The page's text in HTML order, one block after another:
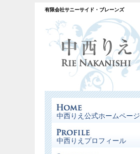
有限会社サニーサイド・ブレーンズ
中西りえ公式ホームページ
中西りえプロフィール